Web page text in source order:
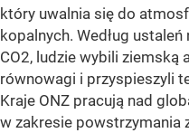
który uwalnia się do
kopalnych. Według
CO2, ludzie wybili ziemską
równowagi i przyspieszyli
Kraje ONZ pracują nad
w zakresie powstrzymania